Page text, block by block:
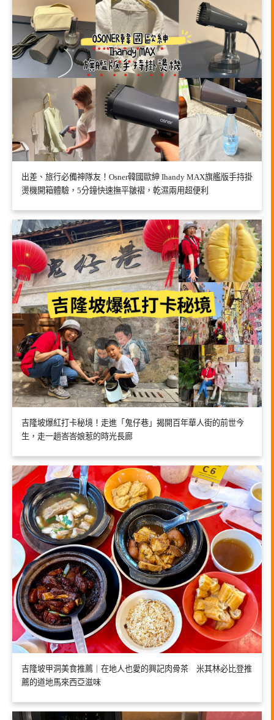
出差、旅行必備神隊友！Osner韓國歐紳 Ihandy MAX旗艦版手持掛
燙機開箱體驗，5分鐘快速撫平皺褶，乾濕兩用超便利
吉隆坡爆紅打卡秘境！走進「鬼仔巷」揭開百年華人街的前世今
生，走一趟峇峇娘惹的時光長廊
吉隆坡甲洞美食推薦｜在地人也愛的興記肉骨茶 米其林必比登推
薦的道地馬來西亞滋味